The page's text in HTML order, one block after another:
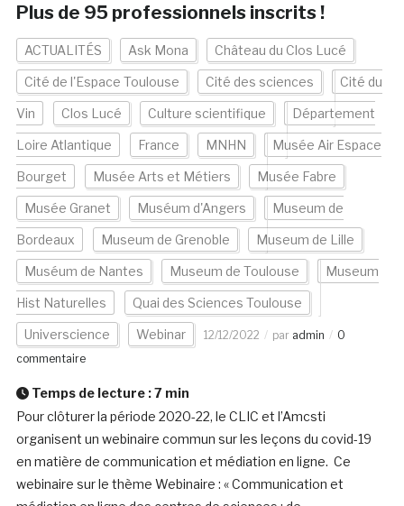
Plus de 95 professionnels inscrits !
ACTUALITÉS Ask Mona Château du Clos Lucé
Cité de l'Espace Toulouse Cité des sciences Cité du
Vin Clos Lucé Culture scientifique Département
Loire Atlantique France MNHN Musée Air Espace
Bourget Musée Arts et Métiers Musée Fabre
Musée Granet Muséum d'Angers Museum de
Bordeaux Museum de Grenoble Museum de Lille
Muséum de Nantes Museum de Toulouse Museum
Hist Naturelles Quai des Sciences Toulouse
Universcience Webinar 12/12/2022 par admin
0
commentaire
Temps de lecture :7 min
Pour clôturer la période 2020-22, le CLIC et l’Amcsti
organisent un webinaire commun sur les leçons du covid-19
en matière de communication et médiation en ligne. Ce
webinaire sur le thème Webinaire : « Communication et